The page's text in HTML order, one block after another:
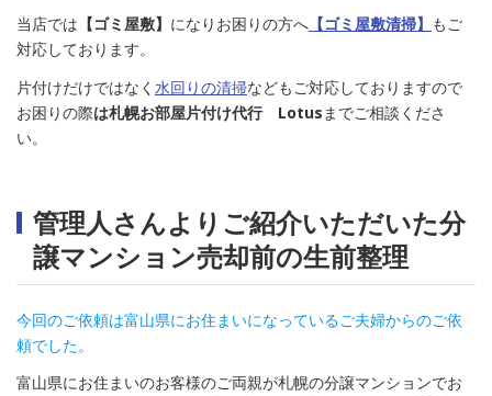
当店では 【ゴミ屋敷】 になりお困りの方へ 【ゴミ屋敷清掃】
もご
対応しております。
片付けだけではなく 水回りの清掃などもご対応しておりますので
お困りの際は札幌お部屋片付け代行 Lotus までご相談くださ
い。
管理人さんよりご紹介いただいた分
譲マンション売却前の生前整理
今回のご依頼は富山県にお住まいになっているご夫婦からのご依
頼でした。
富山県にお住まいのお客様のご両親が札幌の分譲マンションでお